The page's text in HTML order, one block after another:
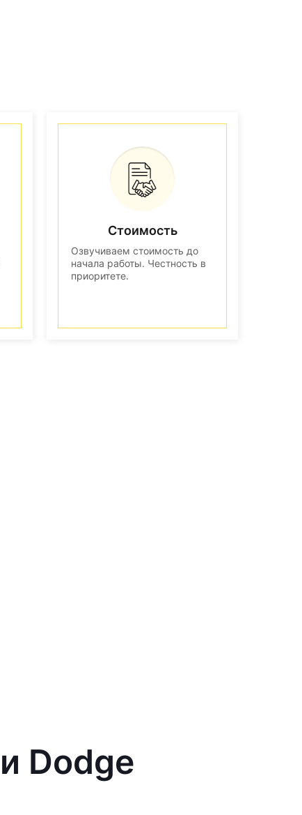
Стоимость
Озвучиваем стоимость до
начала работы. Честность в
приоритете.
Dodge